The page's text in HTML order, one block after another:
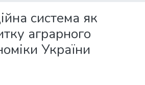
система як
аграрного
України